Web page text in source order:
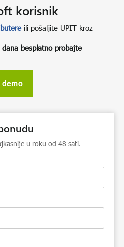
korisnik
ili pošaljite UPIT kroz
besplatno probajte
demo
u roku od 48 sati.